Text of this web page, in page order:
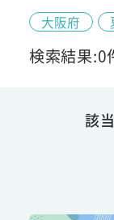
大阪府
検索結果:0
該